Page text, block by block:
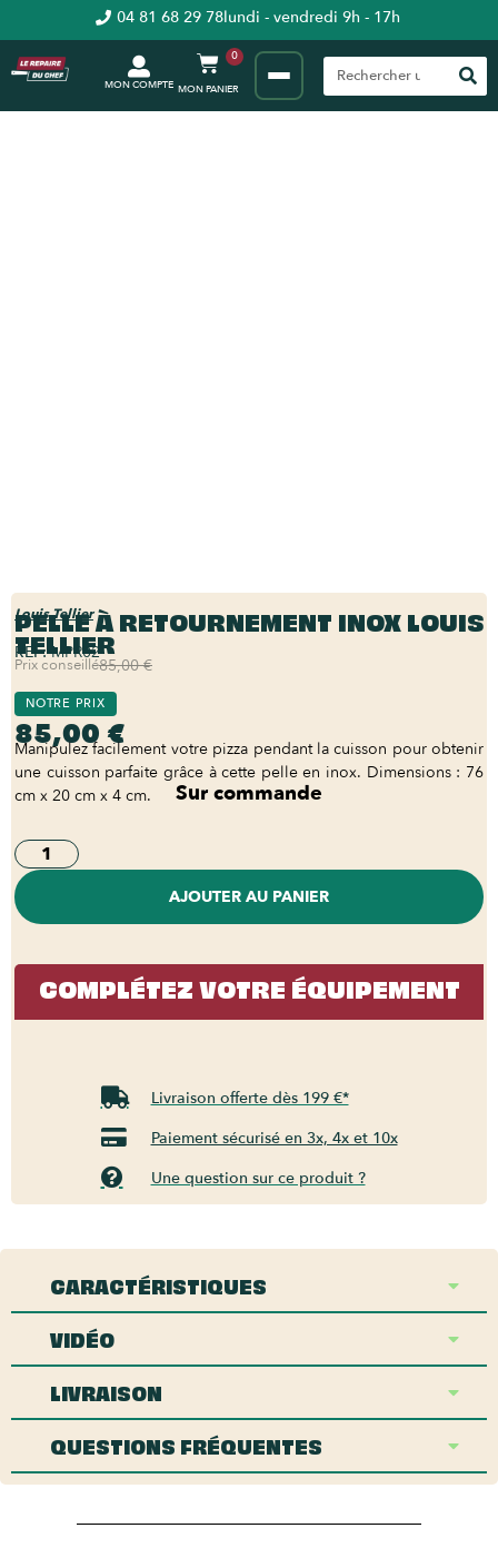
04 81 68 29 78lundi - vendredi 9h - 17h
MON COMPTE
0
Louis Tellier
PELLE À RETOURNEMENT INOX LOUIS
TELLIER
REF:MPR02
Prix conseillé85,00 €
NOTRE PRIX
85,00 €
Manipulez facilement votre pizza pendant la cuisson pour obtenir
une cuisson parfaite grâce à cette pelle en inox. Dimensions : 76
cm x 20 cm x 4 cm.
Sur commande
AJOUTER AU PANIER
COMPLÉTEZ VOTRE ÉQUIPEMENT
Livraison offerte dès 199 €*
Paiement sécurisé en 3x, 4x et 10x
Une question sur ce produit ?
CARACTÉRISTIQUES
VIDÉO
LIVRAISON
QUESTIONS FRÉQUENTES